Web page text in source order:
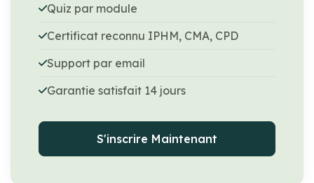
Quiz par module
Certificat reconnu IPHM, CMA, CPD
Support par email
Garantie satisfait 14 jours
S'inscrire Maintenant